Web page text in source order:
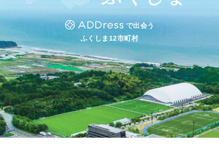
で出会う
ふくしま12市町村